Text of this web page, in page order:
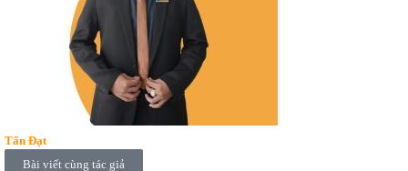
Tấn Đạt
Bài viết cùng tác giả